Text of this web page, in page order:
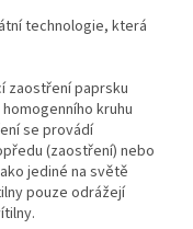
technologie, která
zaostření paprsku
kruhu
se provádí
(zaostření) nebo
jediné na světě
pouze odrážejí